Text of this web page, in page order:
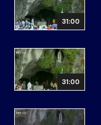
31:00
31:00